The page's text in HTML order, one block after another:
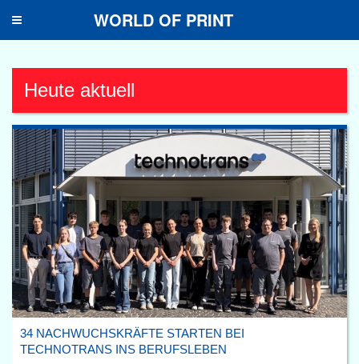
Toggle
WORLD OF PRINT
Heute aktuell
34 NACHWUCHSKRÄFTE STARTEN BEI
TECHNOTRANS INS BERUFSLEBEN